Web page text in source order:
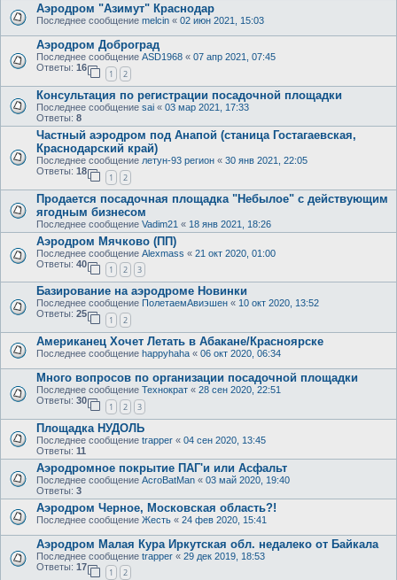
Аэродром "Азимут" Краснодар
Последнее сообщение melcin « 02 июн 2021, 15:03
Аэродром Доброград
Последнее сообщение ASD1968 « 07 апр 2021, 07:45
Ответы: 16
1 2
Консультация по регистрации посадочной площадки
Последнее сообщение sai « 03 мар 2021, 17:33
Ответы: 8
Частный аэродром под Анапой (станица Гостагаевская,
Краснодарский край)
Последнее сообщение летун-93 регион « 30 янв 2021, 22:05
Ответы: 18
1 2
Продается посадочная площадка "Небылое" с действующим
ягодным бизнесом
Последнее сообщение Vadim21 « 18 янв 2021, 18:26
Аэродром Мячково (ПП)
Последнее сообщение Alexmass « 21 окт 2020, 01:00
Ответы: 40
1 2 3
Базирование на аэродроме Новинки
Последнее сообщение ПолетаемАвиэшен « 10 окт 2020, 13:52
Ответы: 25
1 2
Американец Хочет Летать в Абакане/Красноярске
Последнее сообщение happyhaha « 06 окт 2020, 06:34
Много вопросов по организации посадочной площадки
Последнее сообщение Технократ « 28 сен 2020, 22:51
Ответы: 30
1 2 3
Площадка НУДОЛЬ
Последнее сообщение trapper « 04 сен 2020, 13:45
Ответы: 11
Аэродромное покрытие ПАГ'и или Асфальт
Последнее сообщение AcroBatMan « 03 май 2020, 19:40
Ответы: 3
Аэродром Черное, Московская область?!
Последнее сообщение Жесть « 24 фев 2020, 15:41
Аэродром Малая Кура Иркутская обл. недалеко от Байкала
Последнее сообщение trapper « 29 дек 2019, 18:53
Ответы: 17
1 2